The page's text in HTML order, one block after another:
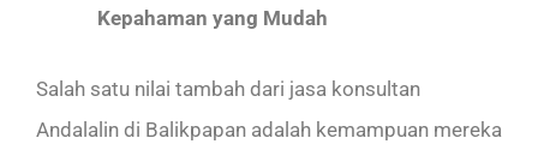
Kepahaman yang Mudah
Salah satu nilai tambah dari jasa konsultan
Andalalin di Balikpapan adalah kemampuan mereka